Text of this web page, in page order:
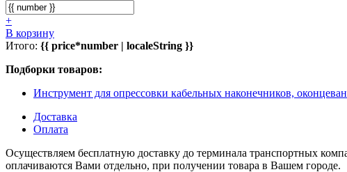
+
В корзину
Итого: {{ price*number | localeString }}
Подборки товаров:
Инструмент для опрессовки кабельных наконечников,
Доставка
Оплата
Осуществляем бесплатную доставку до терминала транспортных
оплачиваются Вами отдельно, при получении товара в Вашем городе.